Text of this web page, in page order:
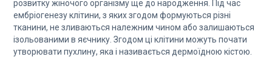
розвитку жіночого організму ще до народження. Під час
ембріогенезу клітини, з яких згодом формуються різні
тканини, не зливаються належним чином або залишаються
ізольованими в яєчнику. Згодом ці клітини можуть почати
утворювати пухлину, яка і називається дермоїдною кістою.